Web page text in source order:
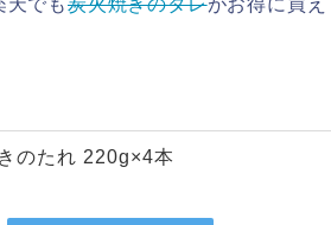
天でも炭火焼きのタレがお得に買え
のたれ 220g×4本